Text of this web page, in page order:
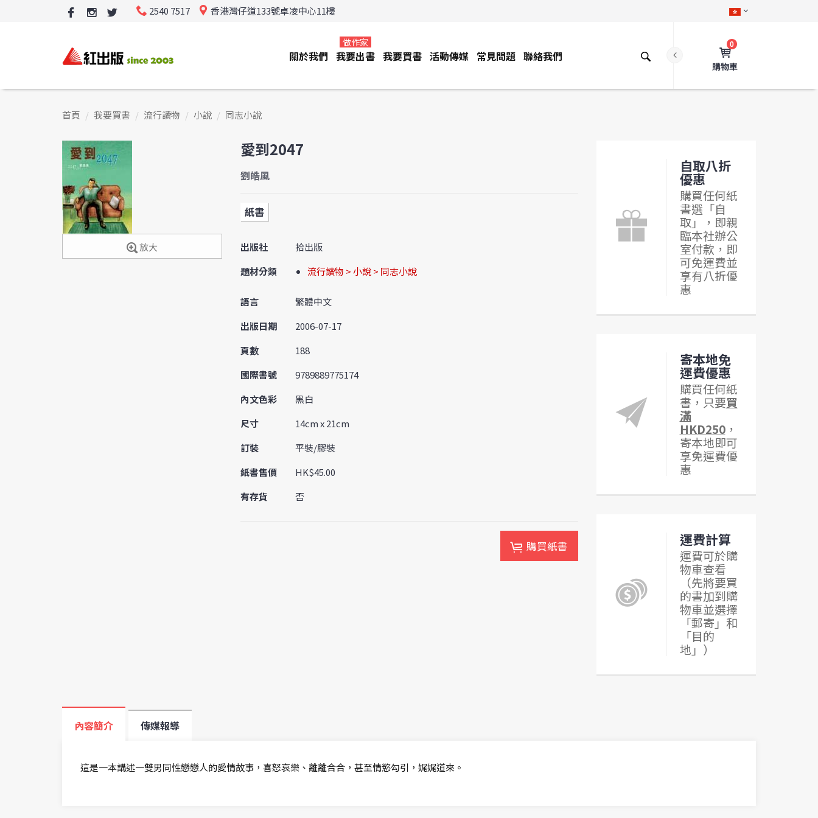
2540 7517 香港灣仔道133號卓凌中心11樓
0
購物車
關於我們 我要出書
做作家
我要買書 活動傳媒 常見問題 聯絡我們
首頁 我要買書 流行讀物 小說 同志小說
放大
愛到2047
劉皓風
紙書
出版社
拾出版
題材分類
流行讀物 > 小說 > 同志小說
語言
繁體中文
出版日期
2006-07-17
頁數
188
國際書號
9789889775174
內文色彩
黑白
尺寸
14cm x 21cm
訂裝
平裝/膠裝
紙書售價
HK$45.00
有存貨
否
購買紙書
自取八折
優惠
購買任何紙
書選「自
取」，即親
臨本社辦公
室付款，即
可免運費並
享有八折優
惠
寄本地免
運費優惠
購買任何紙
書，只要買
滿
HKD250，
寄本地即可
享免運費優
惠
運費計算
運費可於購
物車查看
（先將要買
的書加到購
物車並選擇
「郵寄」和
「目的
地」）
內容簡介 傳媒報導
這是一本講述一雙男同性戀戀人的愛情故事，喜怒哀樂、離離合合，甚至情慾勾引，娓娓道來。